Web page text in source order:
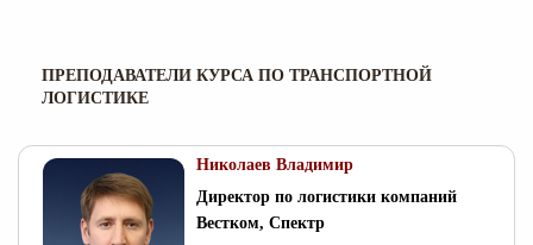
ПРЕПОДАВАТЕЛИ КУРСА ПО ТРАНСПОРТНОЙ
ЛОГИСТИКЕ
Николаев Владимир
Директор по логистики компаний
Вестком, Спектр